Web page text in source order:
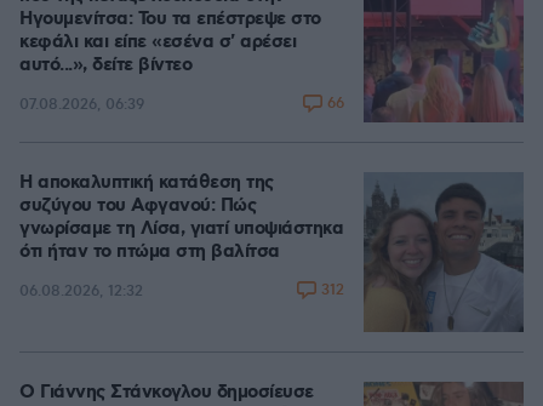
Ηγουμενίτσα: Του τα επέστρεψε στο
κεφάλι και είπε «εσένα σ' αρέσει
αυτό...», δείτε βίντεο
07.08.2026, 06:39 66
Η αποκαλυπτική κατάθεση της
συζύγου του Αφγανού: Πώς
γνωρίσαμε τη Λίσα, γιατί υποψιάστηκα
ότι ήταν το πτώμα στη βαλίτσα
06.08.2026, 12:32 312
Ο Γιάννης Στάνκογλου δημοσίευσε